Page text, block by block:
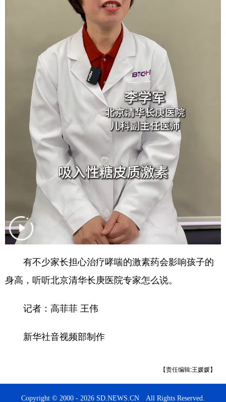
上市公司 投教基地
地方频道
首页 山东新闻 图片
政事 文旅 社会民生
文娱 地市
健康 微视齐鲁
多语种频道
English Español Français
Русский язык 日本語 한국어
Deutsch Português
有不少家长担心治疗哮喘的激素药会影响孩子的
身高，听听北京清华长庚医院专家怎么说。
记者：高菲菲 王伟
新华社音视频部制作
【责任编辑:王媛媛】
Copyright © 2000 - 2026 SD.NEWS.CN All Rights Reserved.